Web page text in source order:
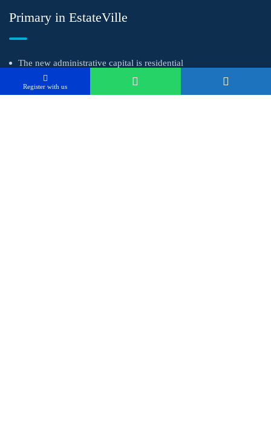
Primary in EstateVille
The new administrative capital is residential
The new administrative capital is commercial
Register with us